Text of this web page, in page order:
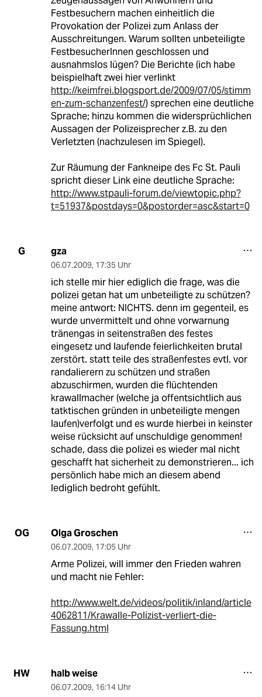
Festbesuchern machen einheitlich die
Provokation der Polizei zum Anlass der
Ausschreitungen. Warum sollten unbeteiligte
FestbesucherInnen geschlossen und
ausnahmslos lügen? Die Berichte (ich habe
beispielhaft zwei hier verlinkt
http://keimfrei.blogsport.de/2009/07/05/stimm
en-zum-schanzenfest/) sprechen eine deutliche
Sprache; hinzu kommen die widersprüchlichen
Aussagen der Polizeisprecher z.B. zu den
Verletzten (nachzulesen im Spiegel).
Zur Räumung der Fankneipe des Fc St. Pauli
spricht dieser Link eine deutliche Sprache:
http://www.stpauli-forum.de/viewtopic.php?
t=51937&postdays=0&postorder=asc&start=0
G gza
06.07.2009, 17:35 Uhr
ich stelle mir hier ediglich die frage, was die
polizei getan hat um unbeteiligte zu schützen?
meine antwort: NICHTS. denn im gegenteil, es
wurde unvermittelt und ohne vorwarnung
tränengas in seitenstraßen des festes
eingesetz und laufende feierlichkeiten brutal
zerstört. statt teile des straßenfestes evtl. vor
randalierern zu schützen und straßen
abzuschirmen, wurden die flüchtenden
krawallmacher (welche ja offentsichtlich aus
tatktischen gründen in unbeteiligte mengen
laufen)verfolgt und es wurde hierbei in keinster
weise rücksicht auf unschuldige genommen!
schade, dass die polizei es wieder mal nicht
geschafft hat sicherheit zu demonstrieren... ich
persönlich habe mich an diesem abend
lediglich bedroht gefühlt.
OG Olga Groschen
06.07.2009, 17:05 Uhr
Arme Polizei, will immer den Frieden wahren
und macht nie Fehler:
http://www.welt.de/videos/politik/inland/article
4062811/Krawalle-Polizist-verliert-die-
Fassung.html
HW halb weise
06.07.2009, 16:14 Uhr